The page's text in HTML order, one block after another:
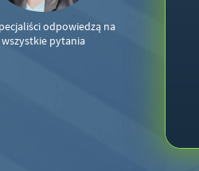
odpowiedzą na
wszystkie pytania